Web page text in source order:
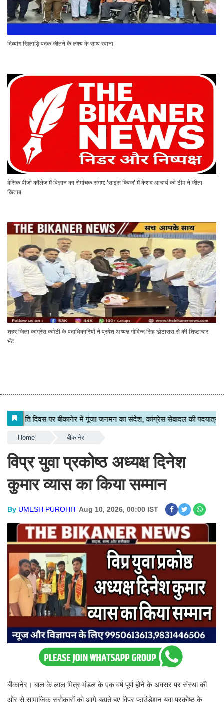
दिव्यांग खिलाड़ि पदक जीतने के लक्ष्य के साथ रवाना
बेसिक पीजी कॉलेज में विज्ञान का रोमांचक संगम: ‘साइंस क्विज’ में केशव आचार्य की टीम ने जीता
खिताब
शहर जिला कांग्रेस कमेटी के पदाधिकारियों ने प्रदेश अध्यक्ष गोविन्द सिंह डोटासरा से की शिष्टाचार
भेंट
Home बीकानेर
विप्र युवा प्रकोष्ठ अध्यक्ष दिनेश
कुमार व्यास का किया सम्मान
By UMESH PUROHIT Aug 10, 2026, 00:00 IST
बीकानेर। बाल के लाल मित्र मंडल के एक वर्ष पूर्ण होने के अवसर पर संस्था की
ओर से सामाजिक सरोकारों को आगे बढ़ाते हुए विप्र फाउंडेशन युवा प्रकोष्ठ के